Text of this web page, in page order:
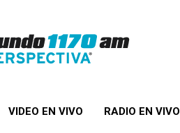
VIDEO EN VIVO RADIO EN VIVO